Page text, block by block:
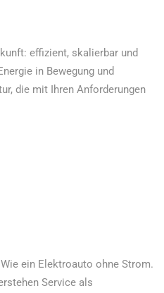
effizient, skalierbar und
in Bewegung und
die mit Ihren Anforderungen
ein Elektroauto ohne Strom.
Service als